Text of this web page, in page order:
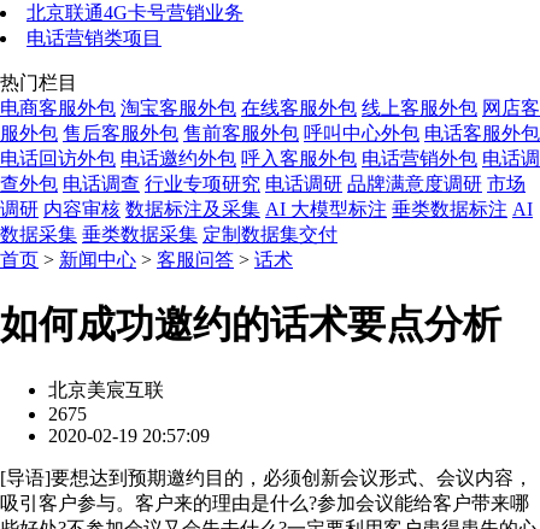
北京联通4G卡号营销业务
电话营销类项目
热门栏目
电商客服外包 淘宝客服外包 在线客服外包 线上客服外包 网店客
服外包 售后客服外包 售前客服外包 呼叫中心外包 电话客服外包
电话回访外包 电话邀约外包 呼入客服外包 电话营销外包 电话调
查外包 电话调查 行业专项研究 电话调研 品牌满意度调研 市场
调研 内容审核 数据标注及采集 AI 大模型标注 垂类数据标注 AI
数据采集 垂类数据采集 定制数据集交付
首页 > 新闻中心 > 客服问答 > 话术
如何成功邀约的话术要点分析
北京美宸互联
2675
2020-02-19 20:57:09
[导语]要想达到预期邀约目的，必须创新会议形式、会议内容，
吸引客户参与。客户来的理由是什么?参加会议能给客户带来哪